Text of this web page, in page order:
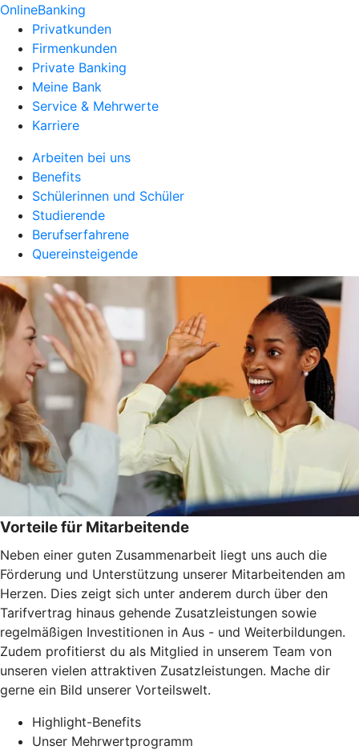
OnlineBanking
Privatkunden
Firmenkunden
Private Banking
Meine Bank
Service & Mehrwerte
Karriere
Arbeiten bei uns
Benefits
Schülerinnen und Schüler
Studierende
Berufserfahrene
Quereinsteigende
Vorteile für Mitarbeitende
Neben einer guten Zusammenarbeit liegt uns auch die
Förderung und Unterstützung unserer Mitarbeitenden am
Herzen. Dies zeigt sich unter anderem durch über den
Tarifvertrag hinaus gehende Zusatzleistungen sowie
regelmäßigen Investitionen in Aus - und Weiterbildungen.
Zudem profitierst du als Mitglied in unserem Team von
unseren vielen attraktiven Zusatzleistungen. Mache dir
gerne ein Bild unserer Vorteilswelt.
Highlight-Benefits
Unser Mehrwertprogramm